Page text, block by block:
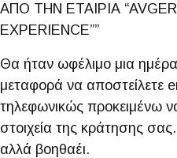
ΑΠΟ ΤΗΝ ΕΤΑΙΡΙΑ
EXPERIENCE””
Θα ήταν ωφέλιμο μια
μεταφορά να αποστείλετε
τηλεφωνικώς προκειμένω
στοιχεία της κράτησης
αλλά βοηθαέι.